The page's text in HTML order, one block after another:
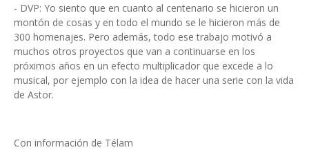
- DVP: Yo siento que en cuanto al centenario se hicieron un
montón de cosas y en todo el mundo se le hicieron más de
300 homenajes. Pero además, todo ese trabajo motivó a
muchos otros proyectos que van a continuarse en los
próximos años en un efecto multiplicador que excede a lo
musical, por ejemplo con la idea de hacer una serie con la vida
de Astor.
Con información de Télam